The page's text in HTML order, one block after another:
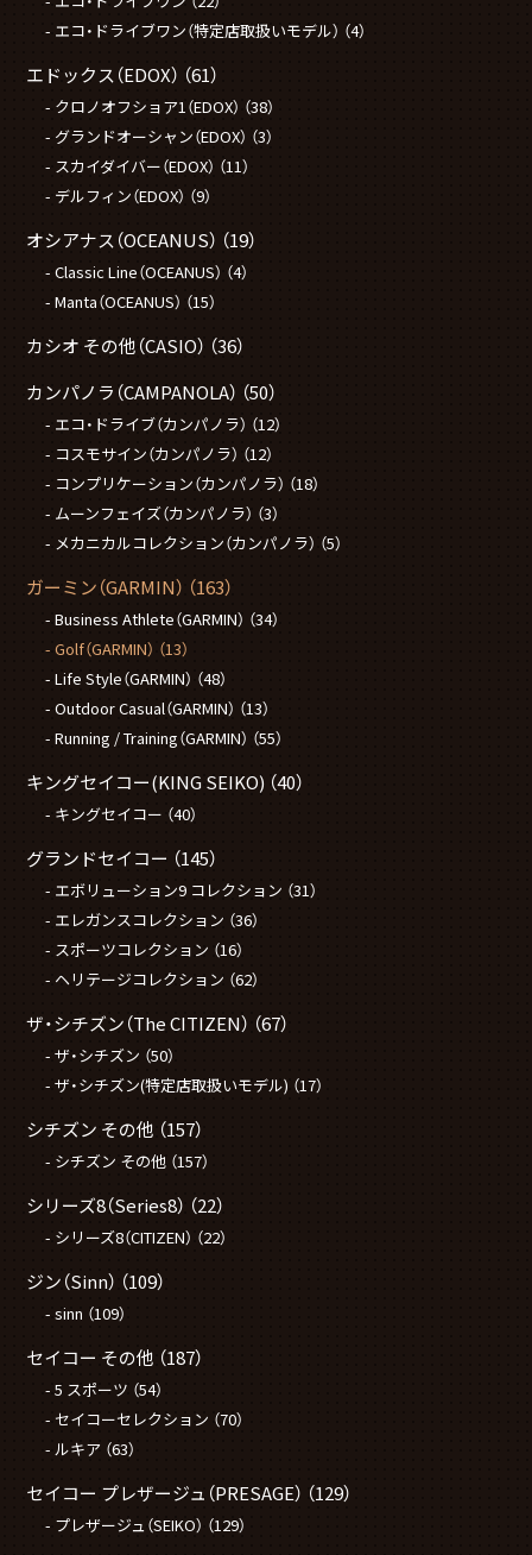
エコ・ドライブワン（特定店取扱いモデル） （4）
エドックス（EDOX） （61）
クロノオフショア1（EDOX） （38）
グランドオーシャン（EDOX） （3）
スカイダイバー（EDOX） （11）
デルフィン（EDOX） （9）
オシアナス（OCEANUS） （19）
Classic Line（OCEANUS） （4）
Manta（OCEANUS） （15）
カシオ その他（CASIO） （36）
カンパノラ（CAMPANOLA） （50）
エコ・ドライブ（カンパノラ） （12）
コスモサイン（カンパノラ） （12）
コンプリケーション（カンパノラ） （18）
ムーンフェイズ（カンパノラ） （3）
メカニカルコレクション（カンパノラ） （5）
ガーミン（GARMIN） （163）
Business Athlete（GARMIN） （34）
Golf（GARMIN） （13）
Life Style（GARMIN） （48）
Outdoor Casual（GARMIN） （13）
Running / Training（GARMIN） （55）
キングセイコー(KING SEIKO) （40）
キングセイコー （40）
グランドセイコー （145）
エボリューション9 コレクション （31）
エレガンスコレクション （36）
スポーツコレクション （16）
ヘリテージコレクション （62）
ザ・シチズン（The CITIZEN） （67）
ザ・シチズン （50）
ザ・シチズン(特定店取扱いモデル) （17）
シチズン その他 （157）
シチズン その他 （157）
シリーズ8（Series8） （22）
シリーズ8（CITIZEN） （22）
ジン（Sinn） （109）
sinn （109）
セイコー その他 （187）
5 スポーツ （54）
セイコーセレクション （70）
ルキア （63）
セイコー プレザージュ（PRESAGE） （129）
プレザージュ（SEIKO） （129）